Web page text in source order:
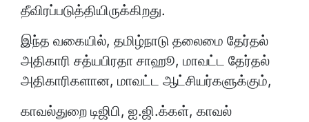
தீவிரப்படுத்தியிருக்கிறது.
இந்த வகையில், தமிழ்நாடு தலைமை தேர்தல்
அதிகாரி சத்யபிரதா சாஹூ, மாவட்ட தேர்தல்
அதிகாரிகளான, மாவட்ட ஆட்சியர்களுக்கும்,
காவல்துறை டிஜிபி, ஐ.ஜி.க்கள், காவல்